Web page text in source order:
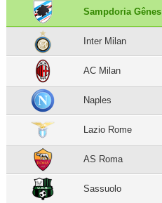
Sampdoria Gênes
Inter Milan
AC Milan
Naples
Lazio Rome
AS Roma
Sassuolo